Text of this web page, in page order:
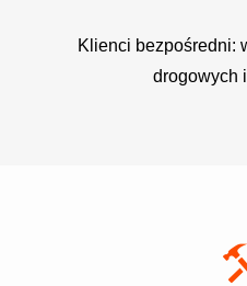
Klienci bezpośredni:
drogowych